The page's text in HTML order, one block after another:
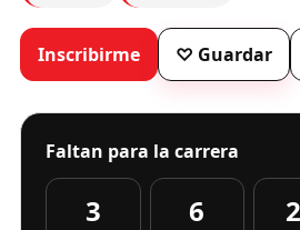
Inscribirme ♡ Guardar
Faltan para la carrera
3 6